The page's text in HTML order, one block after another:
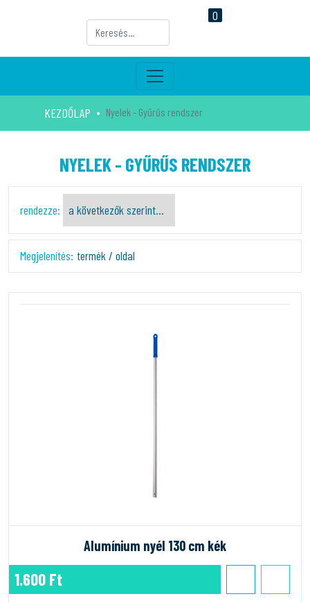
0
KEZDŐLAP Nyelek - Gyűrűs rendszer
NYELEK - GYŰRŰS RENDSZER
rendezze:
Megjelenítés: termék / oldal
Alumínium nyél 130 cm kék
1.600 Ft